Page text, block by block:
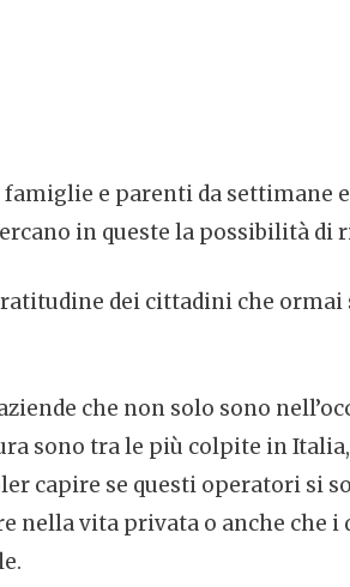
e parenti da settimane
in queste la possibilità di
dei cittadini che
che non solo sono
sono tra le più colpite in
capire se questi operatori si
nella vita privata o anche che